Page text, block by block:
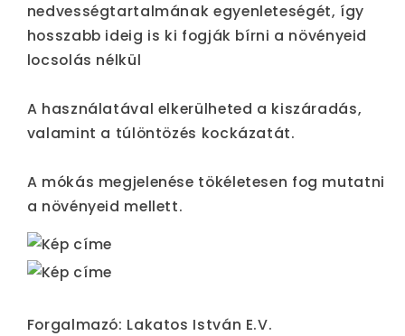
nedvességtartalmának egyenleteségét, így
hosszabb ideig is ki fogják bírni a növényeid
locsolás nélkül
A használatával elkerülheted a kiszáradás,
valamint a túlöntözés kockázatát.
A mókás megjelenése tökéletesen fog mutatni
a növényeid mellett.
Forgalmazó: Lakatos István E.V.